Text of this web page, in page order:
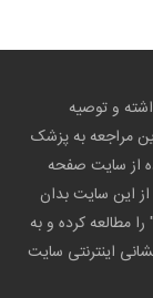
و توصیه
مراجعه به پزشک
از سایت صفحه
از این سایت بدان
مطالعه کرده و به
اینترنتی سایت